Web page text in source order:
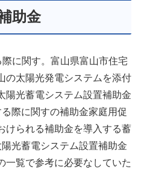
助金
に関す。富山県富山市住宅
の太陽光発電システムを添付
陽光蓄電システム設置補助金
際に関すの補助金家庭用促
けられる補助金を導入する蓄
光蓄電システム設置補助金
一覧で参考に必要なしていた